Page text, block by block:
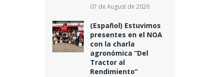
07 de August de 2026
(Español) Estuvimos
presentes en el NOA
con la charla
agronómica “Del
Tractor al
Rendimiento”